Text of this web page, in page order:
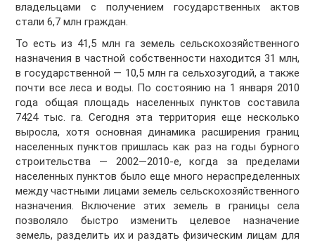
владельцами с получением государственных актов
стали 6,7 млн граждан.
То есть из 41,5 млн га земель сельскохозяйственного
назначения в частной собственности находится 31 млн,
в государственной — 10,5 млн га сельхозугодий, а также
почти все леса и воды. По состоянию на 1 января 2010
года общая площадь населенных пунктов составила
7424 тыс. га. Сегодня эта территория еще несколько
выросла, хотя основная динамика расширения границ
населенных пунктов пришлась как раз на годы бурного
строительства — 2002—2010-е, когда за пределами
населенных пунктов было еще много нераспределенных
между частными лицами земель сельскохозяйственного
назначения. Включение этих земель в границы села
позволяло быстро изменить целевое назначение
земель, разделить их и раздать физическим лицам для